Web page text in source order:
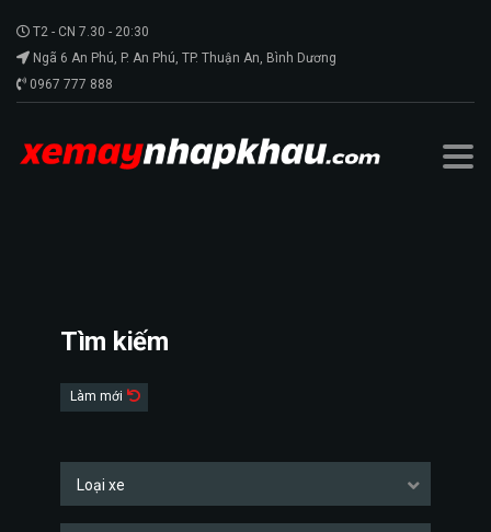
T2 - CN 7.30 - 20:30
Ngã 6 An Phú, P. An Phú, TP. Thuận An, Bình Dương
0967 777 888
Tìm kiếm
Làm mới
Loại xe